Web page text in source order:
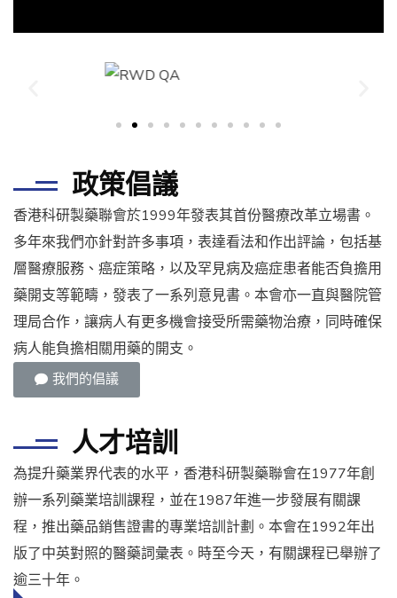
政策倡議
香港科研製藥聯會於1999年發表其首份醫療改革立場書。
多年來我們亦針對許多事項，表達看法和作出評論，包括基
層醫療服務、癌症策略，以及罕見病及癌症患者能否負擔用
藥開支等範疇，發表了一系列意見書。本會亦一直與醫院管
理局合作，讓病人有更多機會接受所需藥物治療，同時確保
病人能負擔相關用藥的開支。
我們的倡議
人才培訓
為提升藥業界代表的水平，香港科研製藥聯會在1977年創
辦一系列藥業培訓課程，並在1987年進一步發展有關課
程，推出藥品銷售證書的專業培訓計劃。本會在1992年出
版了中英對照的醫藥詞彙表。時至今天，有關課程已舉辦了
逾三十年。